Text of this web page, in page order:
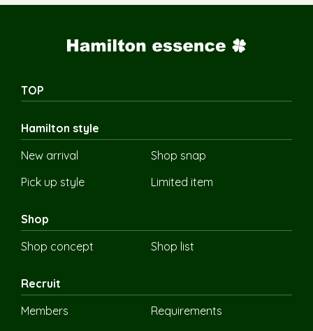
TOP
Hamilton style
New arrival
Shop snap
Pick up style
Limited item
Shop
Shop concept
Shop list
Recruit
Members
Requirements